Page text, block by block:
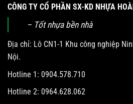
CÔNG TY CỔ PHẦN SX-KD NHỰA
– Tốt nhựa bền nhà
Địa chỉ: Lô CN1-1 Khu công nghiệp
Nội.
Hotline 1: 0904.578.710
Hotline 2: 0964.628.062